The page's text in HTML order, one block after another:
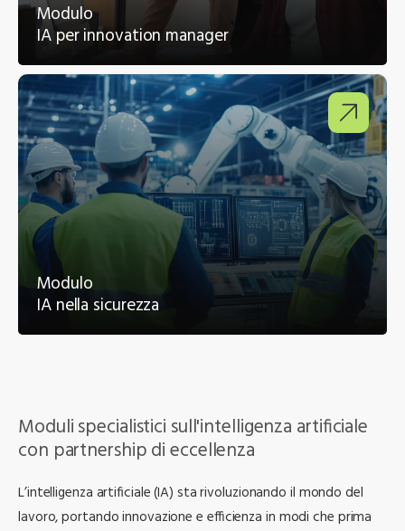
Modulo
IA per innovation manager
Modulo
IA nella sicurezza
Moduli specialistici sull'intelligenza artificiale
con partnership di eccellenza
L’intelligenza artificiale (IA) sta rivoluzionando il mondo del
lavoro, portando innovazione e efficienza in modi che prima